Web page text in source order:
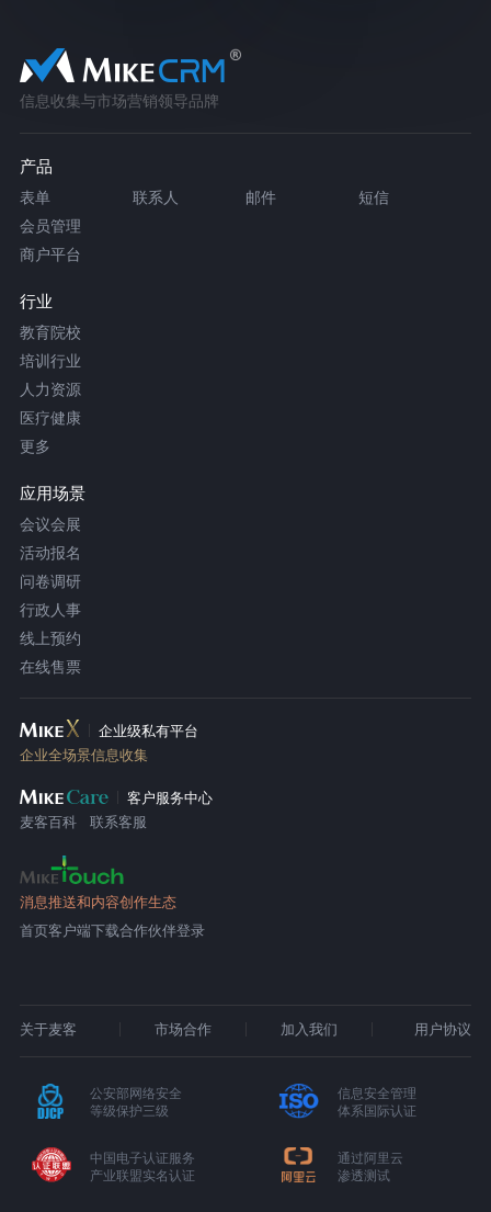
信息收集与市场营销领导品牌
产品
表单 联系人 邮件
短信
会员管理
商户平台
行业
教育院校
培训行业
人力资源
医疗健康
更多
应用场景
会议会展
活动报名
问卷调研
行政人事
线上预约
在线售票
企业级私有平台
企业全场景信息收集
客户服务中心
麦客百科
联系客服
消息推送和内容创作生态
首页客户端下载合作伙伴登录
关于麦客 市场合作 加入我们 用户协议
公安部网络安全
等级保护三级
信息安全管理
体系国际认证
中国电子认证服务
产业联盟实名认证
通过阿里云
渗透测试